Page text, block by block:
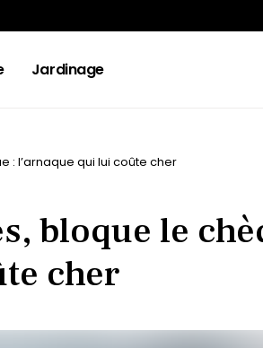
Jardinage
: l’arnaque qui lui coûte cher
bloque le
cher